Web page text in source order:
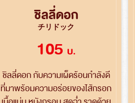
ชิลลี่ดอก
チリドック
105 บ.
ชิลลี่ดอก กับความเผ็ดร้อนกำลังดี
ที่มาพร้อมความอร่อยของไส้กรอก